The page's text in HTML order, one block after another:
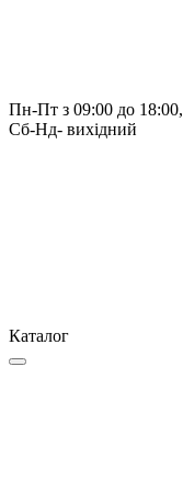
Пн-Пт з 09:00 до 18:00,
Сб-Нд- вихідний
Каталог